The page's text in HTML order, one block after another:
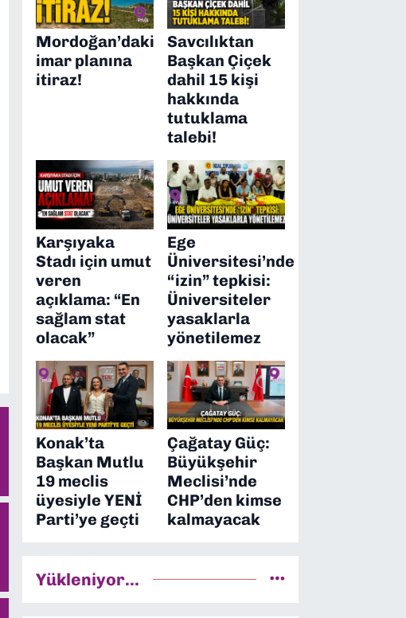
Mordoğan’daki
imar planına
itiraz!
Savcılıktan
Başkan Çiçek
dahil 15 kişi
hakkında
tutuklama
talebi!
Karşıyaka
Stadı için umut
veren
açıklama: “En
sağlam stat
olacak”
Ege
Üniversitesi’nde
“izin” tepkisi:
Üniversiteler
yasaklarla
yönetilemez
Konak’ta
Başkan Mutlu
19 meclis
üyesiyle YENİ
Parti’ye geçti
Çağatay Güç:
Büyükşehir
Meclisi’nde
CHP’den kimse
kalmayacak
Yükleniyor...